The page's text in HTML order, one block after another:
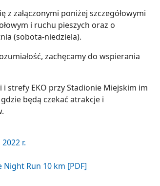
załączonymi poniżej szczegółowymi
i ruchu pieszych oraz o
(sobota-niedziela).
zachęcamy do wspierania
strefy EKO przy Stadionie Miejskim im
będą czekać atrakcje i
r.
Run 10 km [PDF]